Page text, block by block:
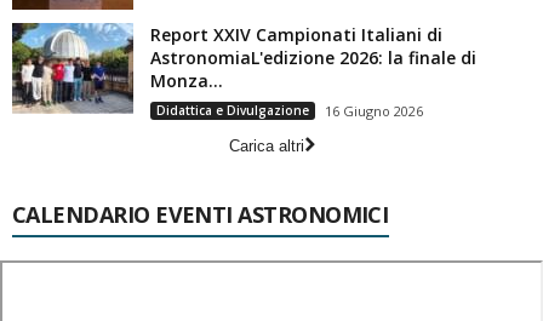
Report XXIV Campionati Italiani di
AstronomiaL'edizione 2026: la finale di
Monza...
Didattica e Divulgazione
16 Giugno 2026
Carica altri
CALENDARIO EVENTI ASTRONOMICI